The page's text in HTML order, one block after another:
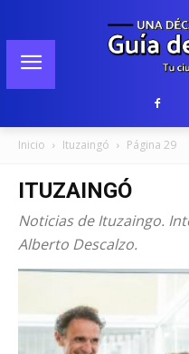
Inicio Ituzaingó Página 29
ITUZAINGÓ
Noticias de Ituzaingo.
Alberto Descalzo.